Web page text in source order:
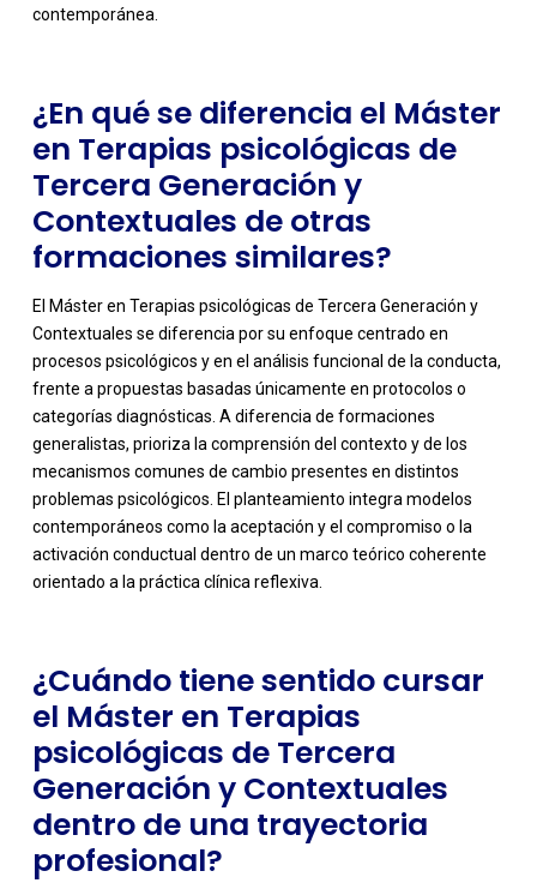
contemporánea.
¿En qué se diferencia el Máster
en Terapias psicológicas de
Tercera Generación y
Contextuales de otras
formaciones similares?
El Máster en Terapias psicológicas de Tercera Generación y
Contextuales se diferencia por su enfoque centrado en
procesos psicológicos y en el análisis funcional de la conducta,
frente a propuestas basadas únicamente en protocolos o
categorías diagnósticas. A diferencia de formaciones
generalistas, prioriza la comprensión del contexto y de los
mecanismos comunes de cambio presentes en distintos
problemas psicológicos. El planteamiento integra modelos
contemporáneos como la aceptación y el compromiso o la
activación conductual dentro de un marco teórico coherente
orientado a la práctica clínica reflexiva.
-
¿Cuándo tiene sentido cursar
el Máster en Terapias
psicológicas de Tercera
Generación y Contextuales
dentro de una trayectoria
profesional?